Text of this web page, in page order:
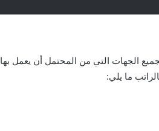
الجهات التي من المحتمل أن يعمل بها
ما يلي: